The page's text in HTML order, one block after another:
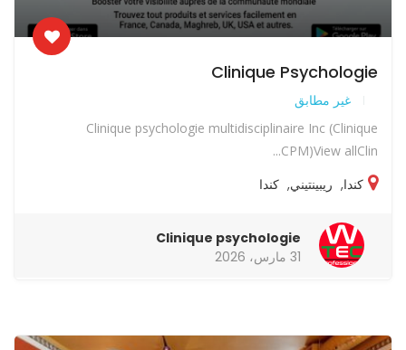
Clinique Psychologie
غير مطابق
Clinique psychologie multidisciplinaire Inc (Clinique
CPM)View allClin...
كندا, ريبينتيني, كندا
Clinique psychologie
31 مارس، 2026